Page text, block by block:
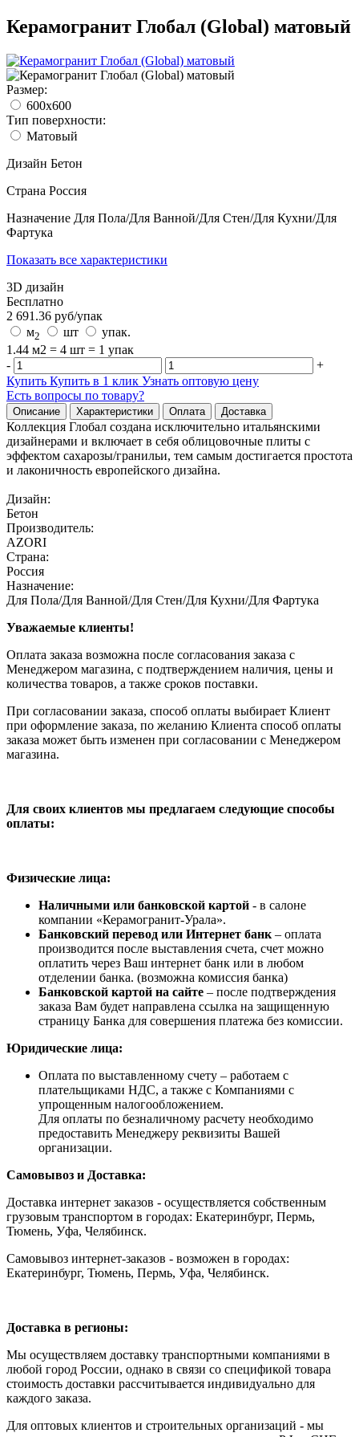
Керамогранит Глобал (Global) матовый
Размер:
600x600
Тип поверхности:
Матовый
Дизайн Бетон
Страна Россия
Назначение Для Пола/Для Ванной/Для Стен/Для Кухни/Для
Фартука
Показать все характеристики
3D дизайн
Бесплатно
2 691.36 руб/упак
м2 шт
упак.
1.44 м2 = 4 шт = 1 упак
-
+
Купить Купить в 1 клик Узнать оптовую цену
Есть вопросы по товару?
Описание Характеристики Оплата Доставка
Коллекция Глобал создана исключительно итальянскими
дизайнерами и включает в себя облицовочные плиты с
эффектом сахарозы/гранильи, тем самым достигается простота
и лаконичность европейского дизайна.
Дизайн:
Бетон
Производитель:
AZORI
Страна:
Россия
Назначение:
Для Пола/Для Ванной/Для Стен/Для Кухни/Для Фартука
Уважаемые клиенты!
Оплата заказа возможна после согласования заказа с
Менеджером магазина, с подтверждением наличия, цены и
количества товаров, а также сроков поставки.
При согласовании заказа, способ оплаты выбирает Клиент
при оформление заказа, по желанию Клиента способ оплаты
заказа может быть изменен при согласовании с Менеджером
магазина.
Для своих клиентов мы предлагаем следующие способы
оплаты:
Физические лица:
Наличными или банковской картой - в салоне
компании «Керамогранит-Урала».
Банковский перевод или Интернет банк – оплата
производится после выставления счета, счет можно
оплатить через Ваш интернет банк или в любом
отделении банка. (возможна комиссия банка)
Банковской картой на сайте – после подтверждения
заказа Вам будет направлена ссылка на защищенную
страницу Банка для совершения платежа без комиссии.
Юридические лица:
Оплата по выставленному счету – работаем с
плательщиками НДС, а также с Компаниями с
упрощенным налогообложением.
Для оплаты по безналичному расчету необходимо
предоставить Менеджеру реквизиты Вашей
организации.
Самовывоз и Доставка:
Доставка интернет заказов - осуществляется собственным
грузовым транспортом в городах: Екатеринбург, Пермь,
Тюмень, Уфа, Челябинск.
Самовывоз интернет-заказов - возможен в городах:
Екатеринбург, Тюмень, Пермь, Уфа, Челябинск.
Доставка в регионы:
Мы осуществляем доставку транспортными компаниями в
любой город России, однако в связи со спецификой товара
стоимость доставки рассчитывается индивидуально для
каждого заказа.
Для оптовых клиентов и строительных организаций - мы